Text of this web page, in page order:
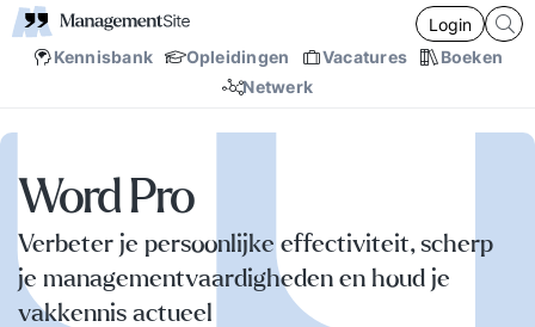
Kennisbank Opleidingen Vacatures
Boeken
Netwerk
Login
Word Pro
Verbeter je persoonlijke effectiviteit, scherp
je managementvaardigheden en houd je
vakkennis actueel